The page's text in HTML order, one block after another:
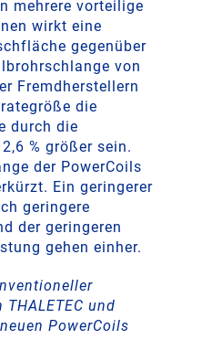
mehrere vorteilige
wirkt eine
gegenüber
von
Fremdherstellern
die
durch die
% größer sein.
der PowerCoils
Ein geringerer
geringere
der geringeren
gehen einher.
und
PowerCoils